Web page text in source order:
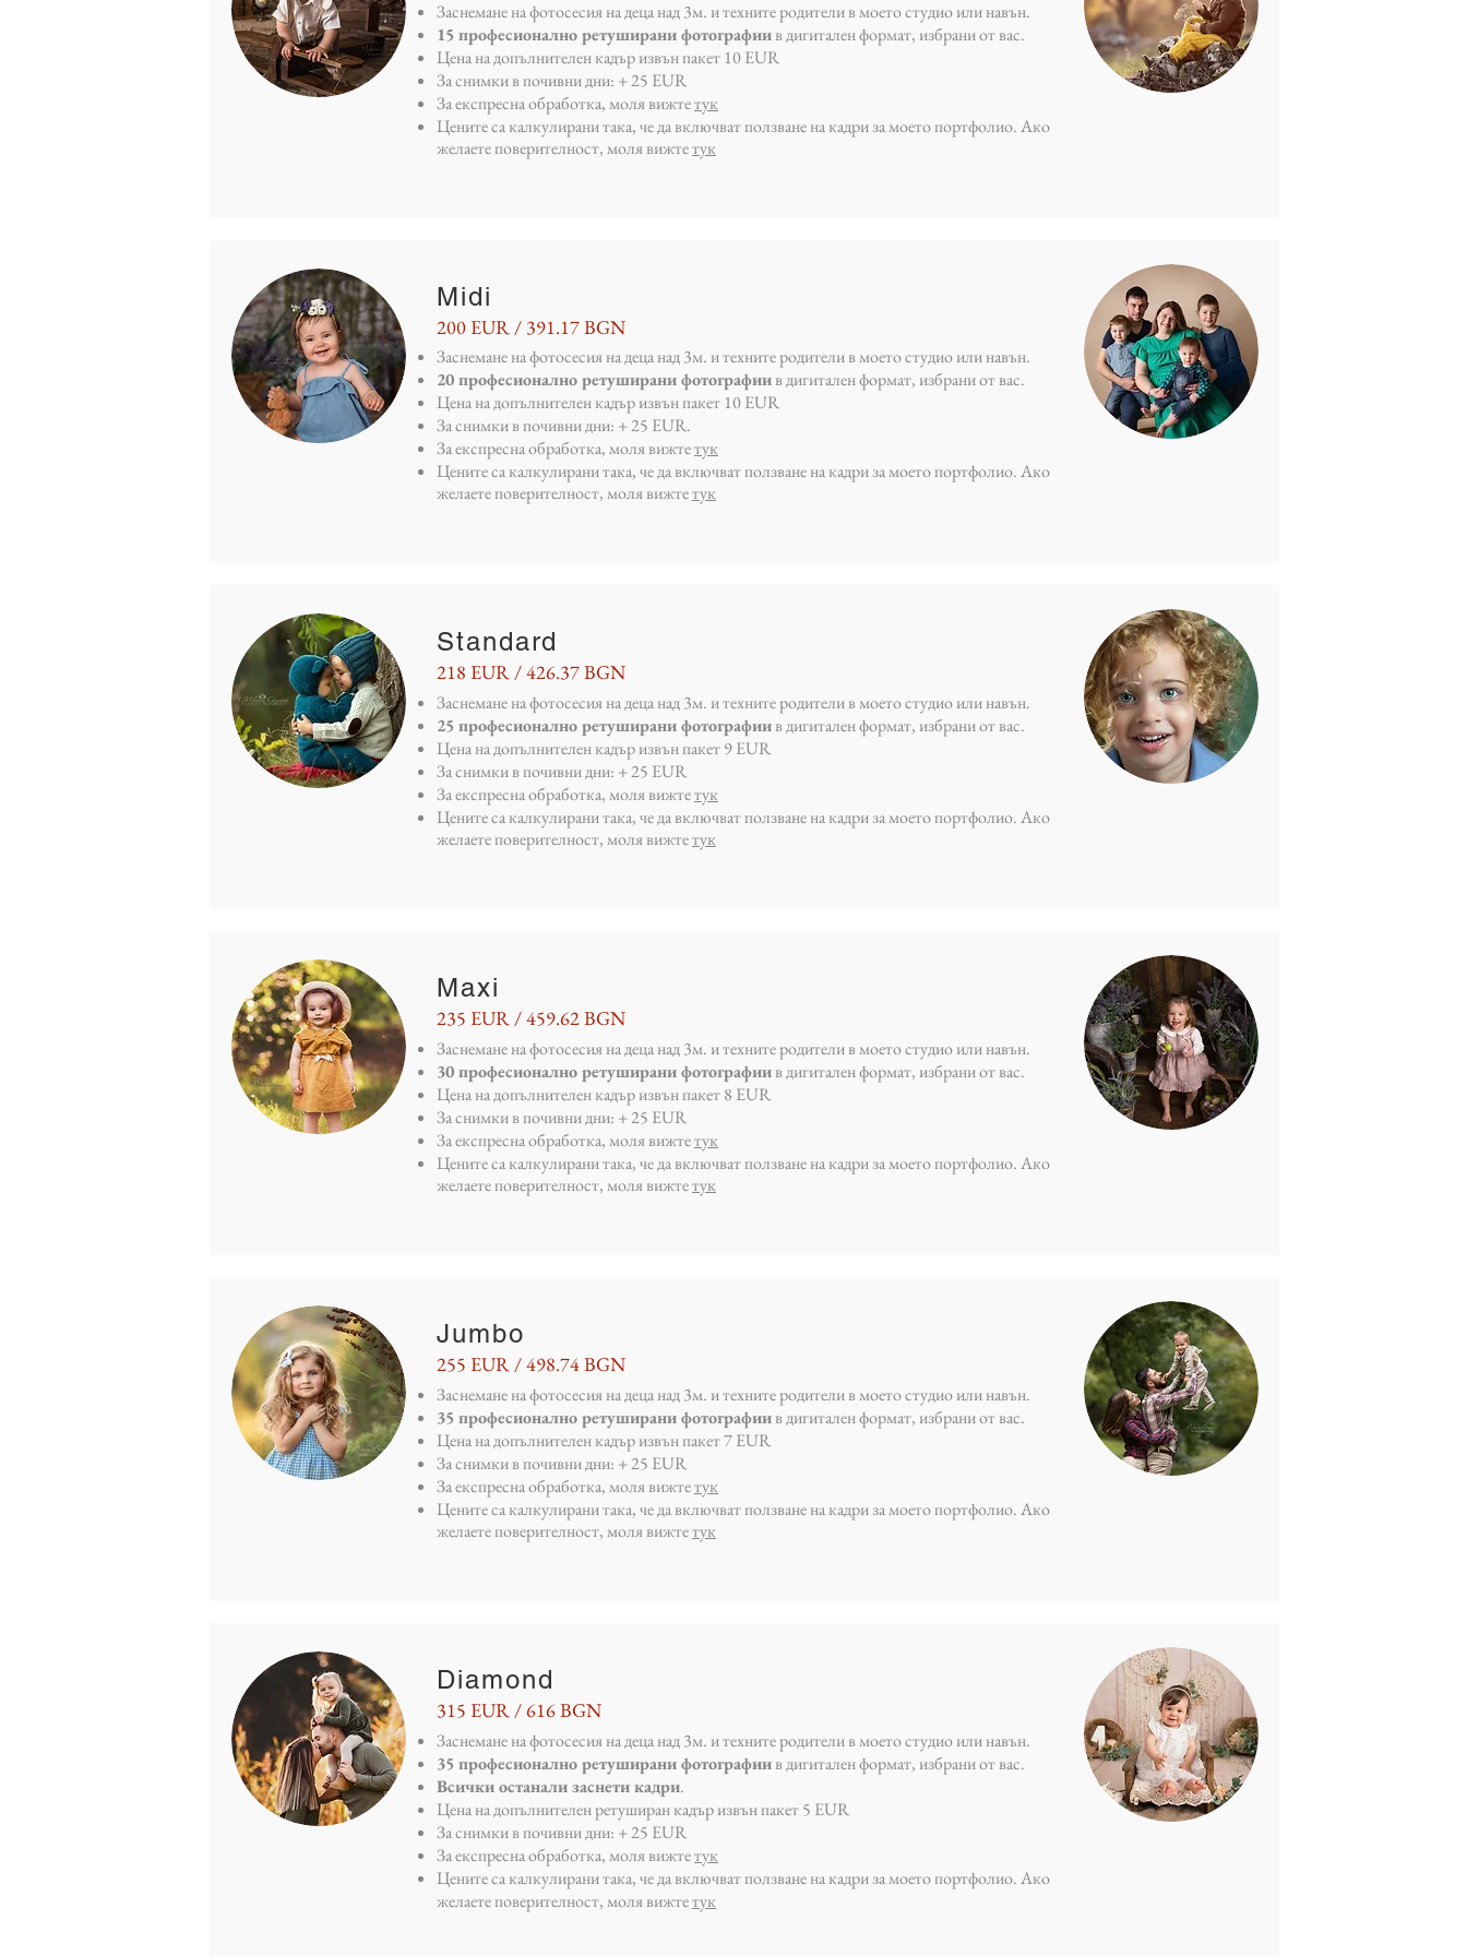
Заснемане на фотосесия на деца над 3м. и техните родители в моето студио или навън.
15 професионално ретуширани фотографиив дигитален формат, избрани от вас.
Цена на допълнителен кадър извън пакет 10 EUR
За снимки в почивни дни: + 25 EUR
За експресна обработка, моля вижтетук
Цените са калкулирани така, че да включват ползване на кадри за моето портфолио. Ако
желаете поверителност, моля вижтетук
Midi
200 EUR / 391.17 BGN
Заснемане на фотосесия на деца над 3м. и техните родители в моето студио или навън.
20 професионално ретуширани фотографиив дигитален формат, избрани от вас.
Цена на допълнителен кадър извън пакет 10 EUR
За снимки в почивни дни: + 25 EUR.
За експресна обработка, моля вижтетук
Цените са калкулирани така, че да включват ползване на кадри за моето портфолио. Ако
желаете поверителност, моля вижтетук
Standard
218 EUR / 426.37 BGN
Заснемане на фотосесия на деца над 3м. и техните родители в моето студио или навън.
25 професионално ретуширани фотографиив дигитален формат, избрани от вас.
Цена на допълнителен кадър извън пакет 9 EUR
За снимки в почивни дни: + 25 EUR
За експресна обработка, моля вижтетук
Цените са калкулирани така, че да включват ползване на кадри за моето портфолио. Ако
желаете поверителност, моля вижтетук
Maxi
235 EUR / 459.62 BGN
Заснемане на фотосесия на деца над 3м. и техните родители в моето студио или навън.
30 професионално ретуширани фотографиив дигитален формат, избрани от вас.
Цена на допълнителен кадър извън пакет 8 EUR
За снимки в почивни дни: + 25 EUR
За експресна обработка, моля вижтетук
Цените са калкулирани така, че да включват ползване на кадри за моето портфолио. Ако
желаете поверителност, моля вижтетук
Jumbo
255 EUR / 498.74 BGN
Заснемане на фотосесия на деца над 3м. и техните родители в моето студио или навън.
35 професионално ретуширани фотографиив дигитален формат, избрани от вас.
Цена на допълнителен кадър извън пакет 7 EUR
За снимки в почивни дни: + 25 EUR
За експресна обработка, моля вижтетук
Цените са калкулирани така, че да включват ползване на кадри за моето портфолио. Ако
желаете поверителност, моля вижтетук
Diamond
315 EUR / 616 BGN
Заснемане на фотосесия на деца над 3м. и техните родители в моето студио или навън.
35 професионално ретуширани фотографиив дигитален формат, избрани от вас.
Всички останали заснети кадри.
Цена на допълнителен ретуширан кадър извън пакет 5 EUR
За снимки в почивни дни: + 25 EUR
За експресна обработка, моля вижтетук
Цените са калкулирани така, че да включват ползване на кадри за моето портфолио. Ако
желаете поверителност, моля вижтетук